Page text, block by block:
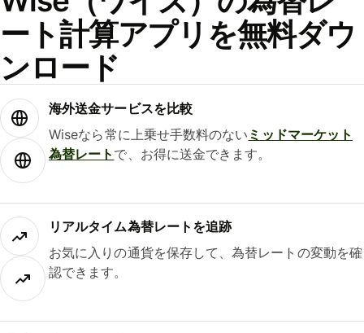
ート計算アプリを無料ダウ
ンロード
海外送金サービスを比較
Wiseなら常に上乗せ手数料のない ミッドマーケット
為替レート で、お得に送金できます。
リアルタイム為替レートを追跡
お気に入りの通貨を保存して、為替レートの変動を確
認できます。